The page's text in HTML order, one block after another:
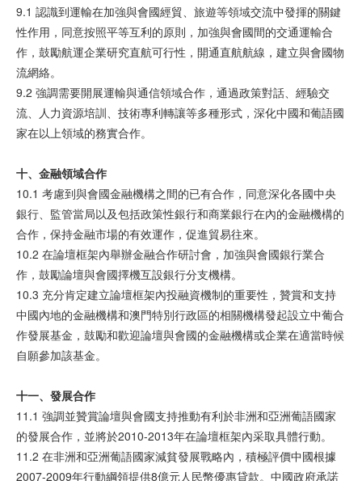
9.1 認識到運輸在加強與會國經貿、旅遊等領域交流中發揮的關鍵
性作用，同意按照平等互利的原則，加強與會國間的交通運輸合
作，鼓勵航運企業研究直航可行性，開通直航航線，建立與會國物
流網絡。
9.2 強調需要開展運輸與通信領域合作，通過政策對話、經驗交
流、人力資源培訓、技術專利轉讓等多種形式，深化中國和葡語國
家在以上領域的務實合作。
十、金融領域合作
10.1 考慮到與會國金融機構之間的已有合作，同意深化各國中央
銀行、監管當局以及包括政策性銀行和商業銀行在內的金融機構的
合作，保持金融市場的有效運作，促進貿易往來。
10.2 在論壇框架內舉辦金融合作研討會，加強與會國銀行業合
作，鼓勵論壇與會國擇機互設銀行分支機構。
10.3 充分肯定建立論壇框架內投融資機制的重要性，贊賞和支持
中國內地的金融機構和澳門特別行政區的相關機構發起設立中葡合
作發展基金，鼓勵和歡迎論壇與會國的金融機構或企業在適當時候
自願參加該基金。
十一、發展合作
11.1 強調並贊賞論壇與會國支持推動有利於非洲和亞洲葡語國家
的發展合作，並將於2010-2013年在論壇框架內采取具體行動。
11.2 在非洲和亞洲葡語國家減貧發展戰略內，積極評價中國根據
2007-2009年行動綱領提供8億元人民幣優惠貸款。中國政府承諾